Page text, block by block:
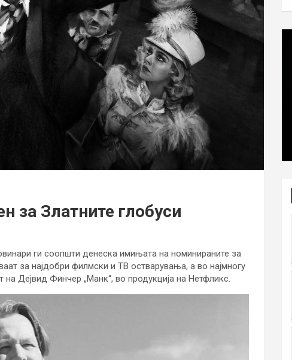
за Златните глобуси
ги соопшти денеска имињата на номинираните за
за најдобри филмски и ТВ остварувања, а во најмногу
на Дејвид Финчер „Манк“, во продукција на Нетфликс.